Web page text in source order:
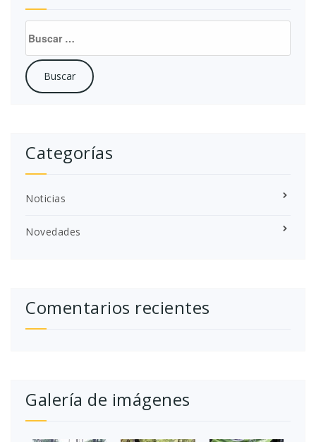
Categorías
Noticias
Novedades
Comentarios recientes
Galería de imágenes